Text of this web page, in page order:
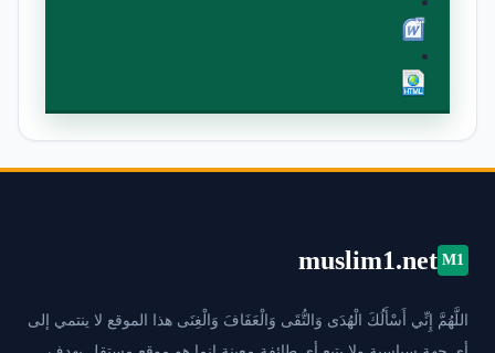
M1
muslim1.net
اللَّهُمَّ إِنِّي أَسْأَلُكَ الْهُدَى وَالتُّقَى وَالْعَفَافَ وَالْغِنَى هذا الموقع لا ينتمي إلى